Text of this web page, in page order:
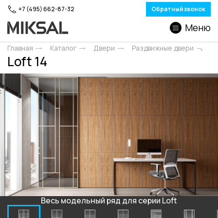
+7 (495) 662-87-32 Обратный звонок
Меню
Главная Каталог Двери Раздвижные двери
Loft 14
Весь модельный ряд для серии Loft